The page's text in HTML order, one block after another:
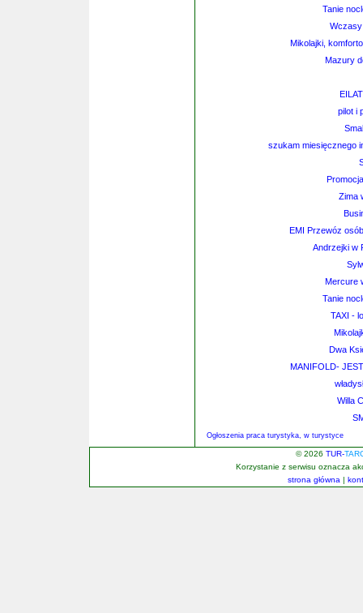
Tanie
Wczasy
Mikolajki,
Mazury
pilot i
szukam miesięcznego
Zima
EMI Przewóz
Andrzejki w
Mercure
Tanie
TAXI -
Dwa
MANIFOLD-
Willa
Ogłoszenia praca turystyka, w turystyce
© 2026 TUR-
Korzystanie z serwisu oznacza
strona główna |